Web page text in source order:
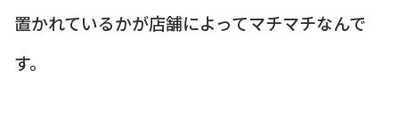
置かれているかが店舗によってマチマチなんで
す。